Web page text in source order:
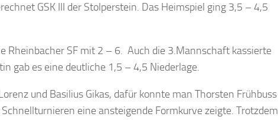
GSK III der Stolperstein. Das Heimspiel ging 3,5 – 4,5
Rheinbacher SF mit 2 – 6. Auch die 3.Mannschaft kassierte
gab es eine deutliche 1,5 – 4,5 Niederlage.
und Basilius Gikas, dafür konnte man Thorsten Frühbuss
eine ansteigende Formkurve zeigte. Trotzdem